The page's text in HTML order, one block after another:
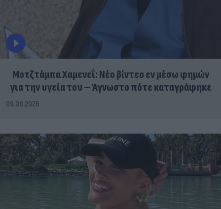
Μοτζτάμπα Χαμενεΐ: Νέο βίντεο εν μέσω φημών
για την υγεία του – Άγνωστο πότε καταγράφηκε
09.08.2026